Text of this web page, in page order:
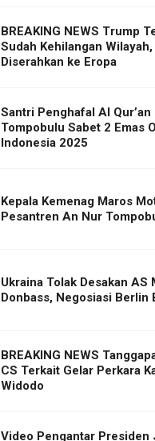
BREAKING NEWS Trump
Sudah Kehilangan
Diserahkan ke Eropa
Santri Penghafal Al
Tompobulu Sabet 2 Emas
Indonesia 2025
Kepala Kemenag Maros
Pesantren An Nur
Ukraina Tolak Desakan AS
Donbass, Negosiasi Berlin
BREAKING NEWS
CS Terkait Gelar Perkara
Widodo
Video Pengantar Presiden